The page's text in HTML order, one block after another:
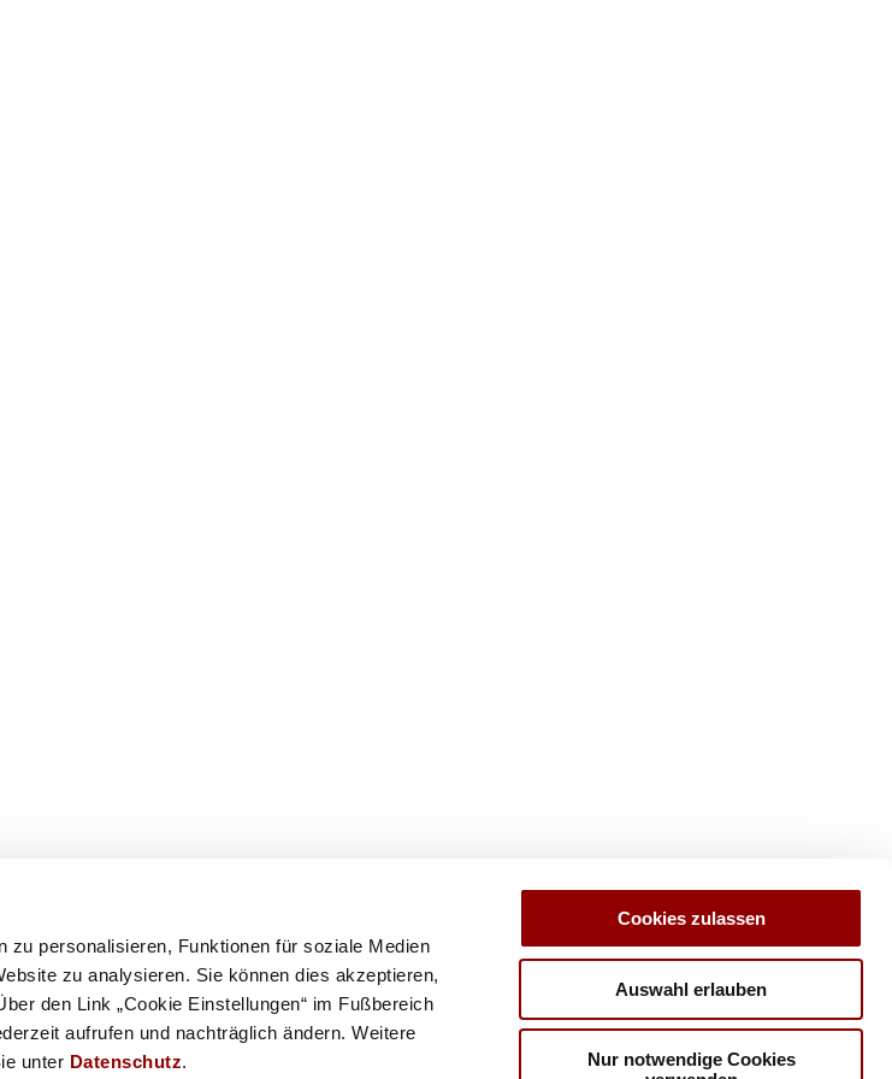
zu personalisieren, Funktionen für soziale Medien
zu analysieren. Sie können dies akzeptieren,
den Link „Cookie Einstellungen“ im Fußbereich
aufrufen und nachträglich ändern. Weitere
unter Datenschutz.
Cookies zulassen
Auswahl erlauben
Nur notwendige Cookies